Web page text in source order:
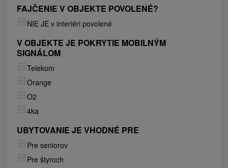
FAJČENIE V OBJEKTE POVOLENÉ?
NIE JE v interiéri povolené
V OBJEKTE JE POKRYTIE MOBILNÝM
SIGNÁLOM
Telekom
Orange
O2
4ka
UBYTOVANIE JE VHODNÉ PRE
Pre seniorov
Pre štyroch